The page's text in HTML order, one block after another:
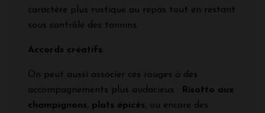
caractère plus rustique au repas tout en restant
sous contrôle des tannins.
Accords créatifs
On peut aussi associer ces rouges à des
accompagnements plus audacieux :
Risotto aux
champignons, plats épicés, ou encore des